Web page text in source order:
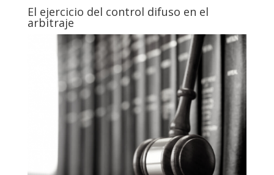
El ejercicio del control difuso en el
arbitraje